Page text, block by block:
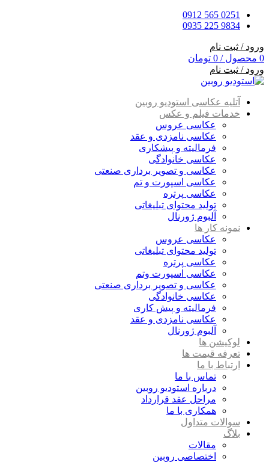
0251 565 0912
9834 225 0935
ورود / ثبت نام
0 محصول /
0 تومان
ورود / ثبت نام
آتلیه عکاسی استودیو روبین
خدمات فیلم و عکس
عکاسی عروس
عکاسی نامزدی و عقد
فرمالیته و پیشکاری
عکاسی خانوادگی
عکاسی و تصویر برداری صنعتی
عکاسی اسپورت و تم
عکاسی پرتره
تولید محتوای تبلیغاتی
آلبوم ژورنال
نمونه کار ها
عکاسی عروس
تولید محتوای تبلیغاتی
عکاسی پرتره
عکاسی اسپورت وتم
عکاسی و تصویر برداری صنعتی
عکاسی خانوادگی
فرمالیته و پیش کاری
عکاسی نامزدی و عقد
آلبوم ژورنال
لوکیشن ها
تعرفه قیمت ها
ارتباط با ما
تماس با ما
درباره استودیو روبین
مراحل عقد قرارداد
همکاری با ما
سوالات متداول
بلاگ
مقالات
اختصاصی روبین